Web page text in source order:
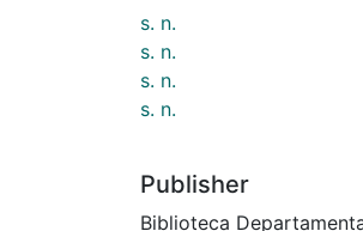
s. n.
s. n.
s. n.
s. n.
Publisher
Biblioteca